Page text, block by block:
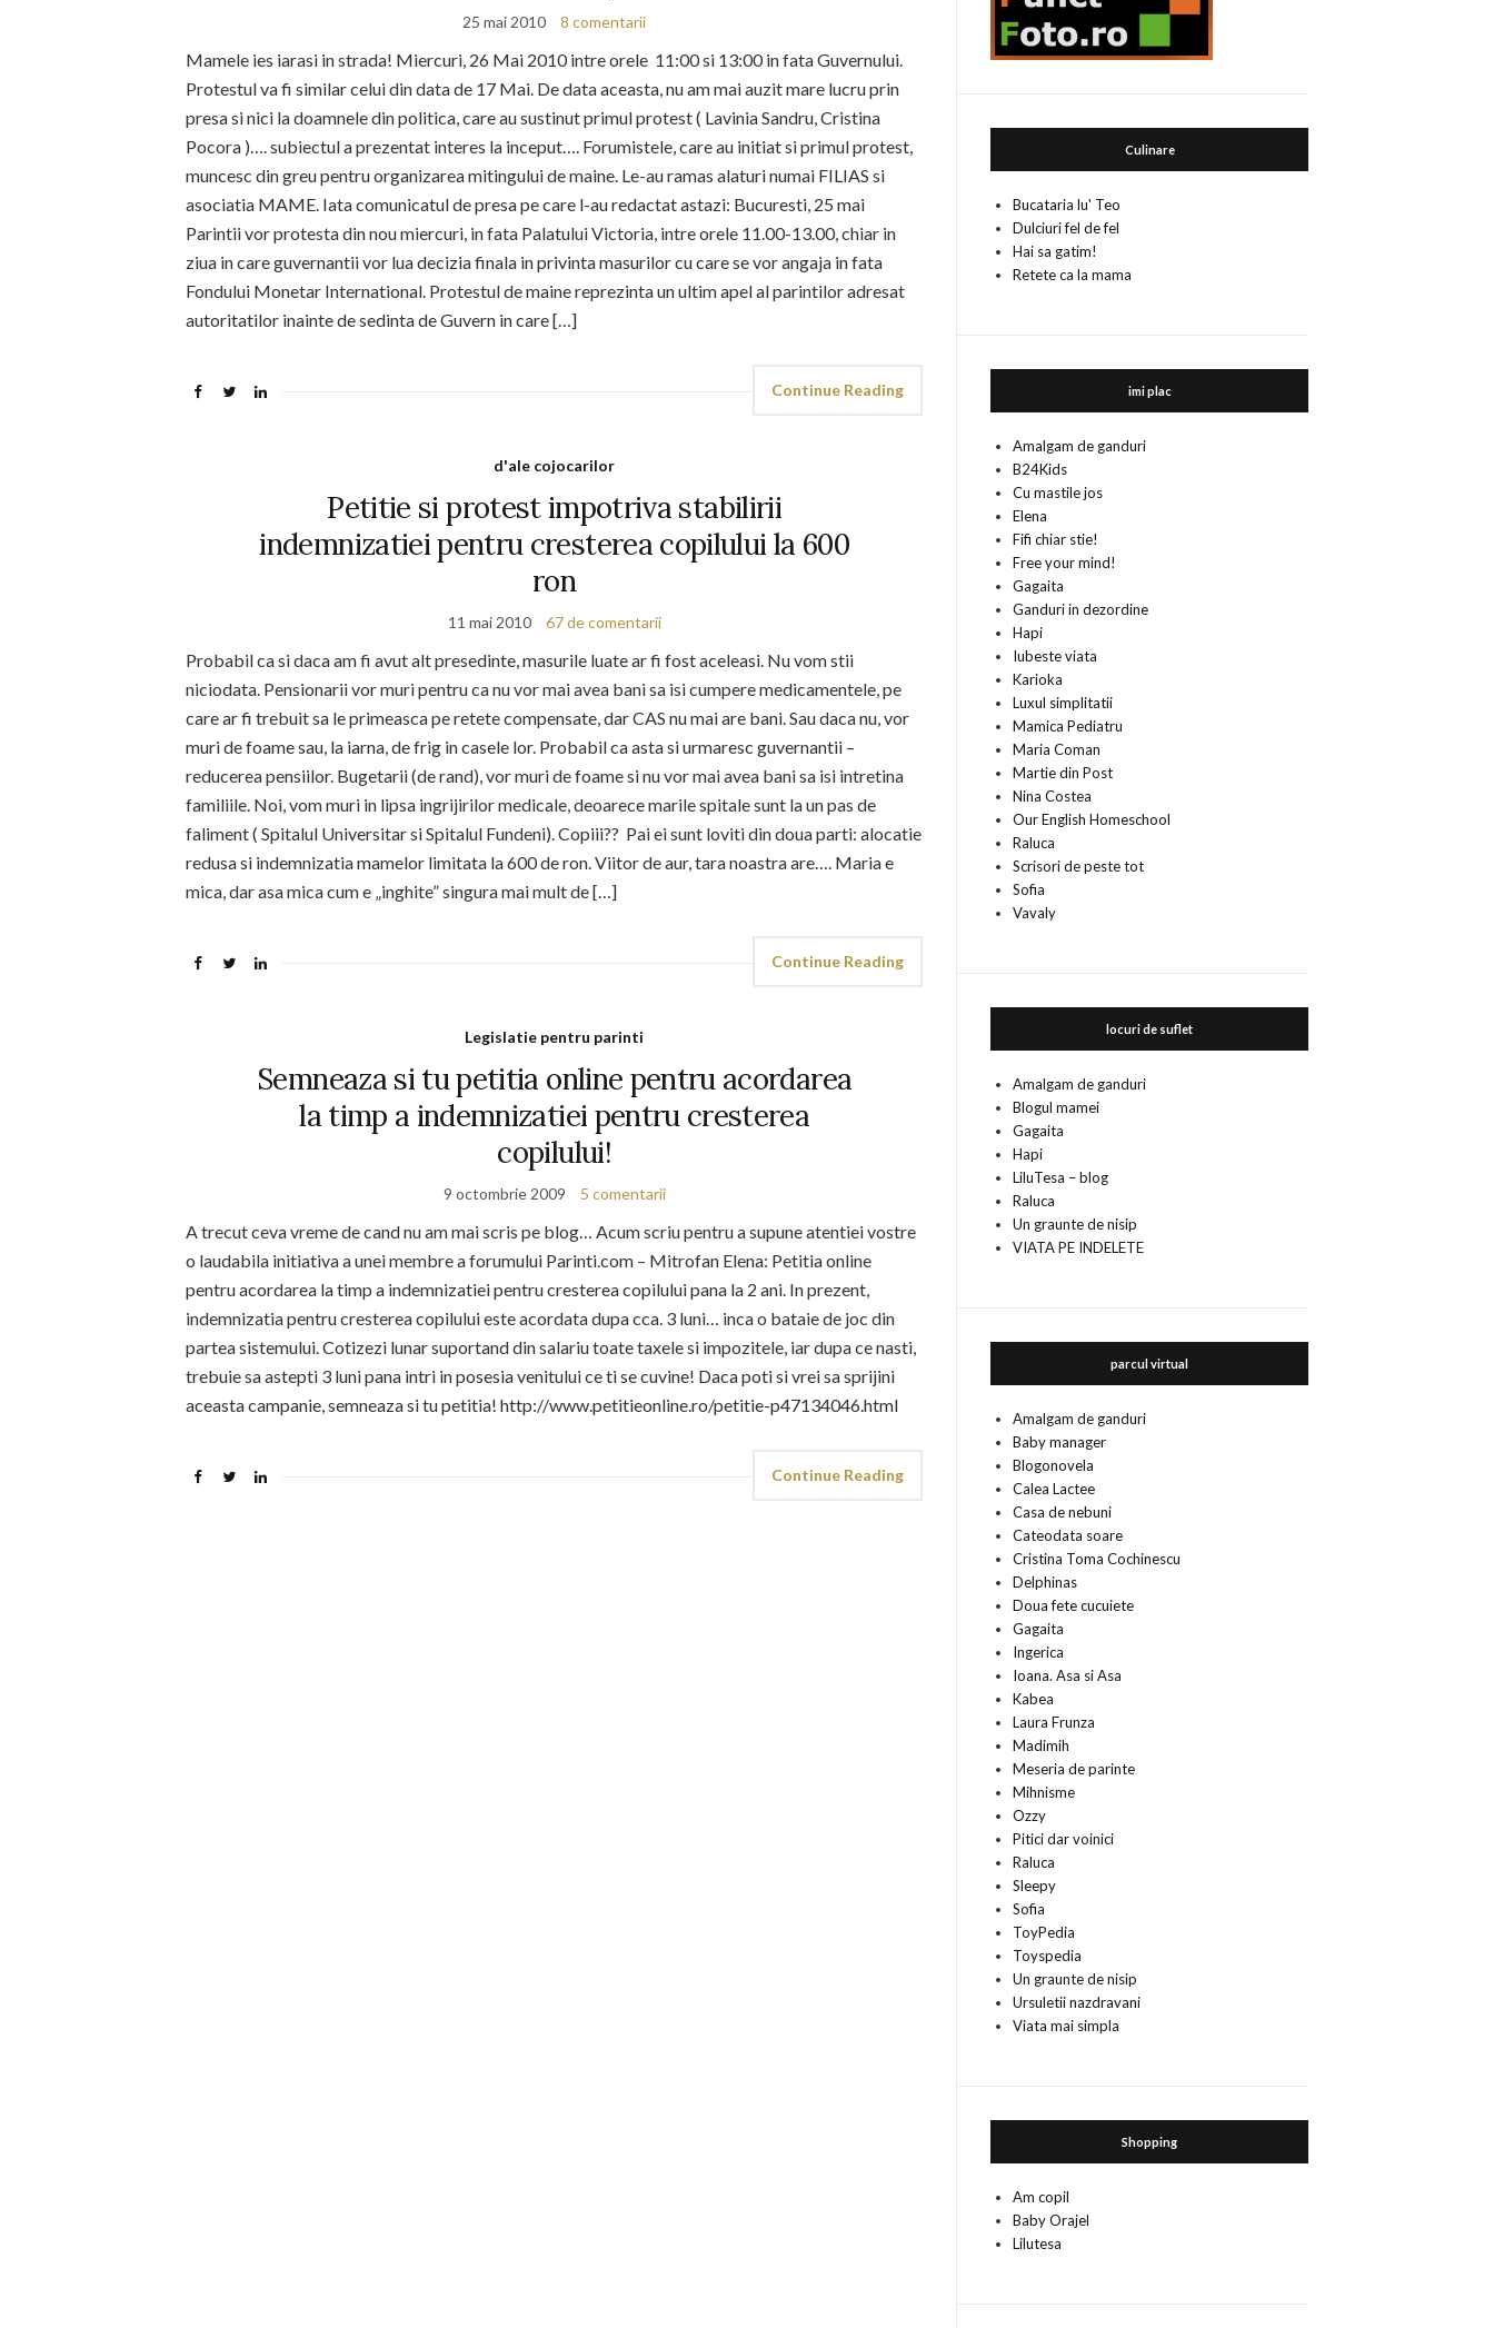
25 mai 2010 8 comentarii
Mamele ies iarasi in strada! Miercuri, 26 Mai 2010 intre orele 11:00 si 13:00 in fata Guvernului.
Protestul va fi similar celui din data de 17 Mai. De data aceasta, nu am mai auzit mare lucru prin
presa si nici la doamnele din politica, care au sustinut primul protest ( Lavinia Sandru, Cristina
Pocora )…. subiectul a prezentat interes la inceput…. Forumistele, care au initiat si primul protest,
muncesc din greu pentru organizarea mitingului de maine. Le-au ramas alaturi numai FILIAS si
asociatia MAME. Iata comunicatul de presa pe care l-au redactat astazi: Bucuresti, 25 mai
Parintii vor protesta din nou miercuri, in fata Palatului Victoria, intre orele 11.00-13.00, chiar in
ziua in care guvernantii vor lua decizia finala in privinta masurilor cu care se vor angaja in fata
Fondului Monetar International. Protestul de maine reprezinta un ultim apel al parintilor adresat
autoritatilor inainte de sedinta de Guvern in care […]
Continue Reading
d'ale cojocarilor
Petitie si protest impotriva stabilirii
indemnizatiei pentru cresterea copilului la 600
ron
11 mai 2010 67 de comentarii
Probabil ca si daca am fi avut alt presedinte, masurile luate ar fi fost aceleasi. Nu vom stii
niciodata. Pensionarii vor muri pentru ca nu vor mai avea bani sa isi cumpere medicamentele, pe
care ar fi trebuit sa le primeasca pe retete compensate, dar CAS nu mai are bani. Sau daca nu, vor
muri de foame sau, la iarna, de frig in casele lor. Probabil ca asta si urmaresc guvernantii –
reducerea pensiilor. Bugetarii (de rand), vor muri de foame si nu vor mai avea bani sa isi intretina
familiile. Noi, vom muri in lipsa ingrijirilor medicale, deoarece marile spitale sunt la un pas de
faliment ( Spitalul Universitar si Spitalul Fundeni). Copiii?? Pai ei sunt loviti din doua parti: alocatie
redusa si indemnizatia mamelor limitata la 600 de ron. Viitor de aur, tara noastra are…. Maria e
mica, dar asa mica cum e „inghite” singura mai mult de […]
Continue Reading
Legislatie pentru parinti
Semneaza si tu petitia online pentru acordarea
la timp a indemnizatiei pentru cresterea
copilului!
9 octombrie 2009 5 comentarii
A trecut ceva vreme de cand nu am mai scris pe blog… Acum scriu pentru a supune atentiei vostre
o laudabila initiativa a unei membre a forumului Parinti.com – Mitrofan Elena: Petitia online
pentru acordarea la timp a indemnizatiei pentru cresterea copilului pana la 2 ani. In prezent,
indemnizatia pentru cresterea copilului este acordata dupa cca. 3 luni… inca o bataie de joc din
partea sistemului. Cotizezi lunar suportand din salariu toate taxele si impozitele, iar dupa ce nasti,
trebuie sa astepti 3 luni pana intri in posesia venitului ce ti se cuvine! Daca poti si vrei sa sprijini
aceasta campanie, semneaza si tu petitia! http://www.petitieonline.ro/petitie-p47134046.html
Continue Reading
Culinare
Bucataria lu' Teo
Dulciuri fel de fel
Hai sa gatim!
Retete ca la mama
imi plac
Amalgam de ganduri
B24Kids
Cu mastile jos
Elena
Fifi chiar stie!
Free your mind!
Gagaita
Ganduri in dezordine
Hapi
Iubeste viata
Karioka
Luxul simplitatii
Mamica Pediatru
Maria Coman
Martie din Post
Nina Costea
Our English Homeschool
Raluca
Scrisori de peste tot
Sofia
Vavaly
locuri de suflet
Amalgam de ganduri
Blogul mamei
Gagaita
Hapi
LiluTesa – blog
Raluca
Un graunte de nisip
VIATA PE INDELETE
parcul virtual
Amalgam de ganduri
Baby manager
Blogonovela
Calea Lactee
Casa de nebuni
Cateodata soare
Cristina Toma Cochinescu
Delphinas
Doua fete cucuiete
Gagaita
Ingerica
Ioana. Asa si Asa
Kabea
Laura Frunza
Madimih
Meseria de parinte
Mihnisme
Ozzy
Pitici dar voinici
Raluca
Sleepy
Sofia
ToyPedia
Toyspedia
Un graunte de nisip
Ursuletii nazdravani
Viata mai simpla
Shopping
Am copil
Baby Orajel
Lilutesa